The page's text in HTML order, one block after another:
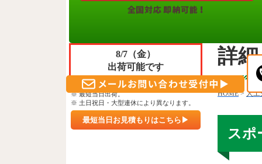
詳細
HOME> 人工
スポ
8/7（金）
出荷可能です
※ 午前10時30分までのご入金確認。
※ 最短当日出荷。
※ 土日祝日・大型連休により異なります。
最短当日お見積もりはこちら▶